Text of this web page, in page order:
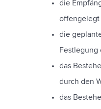
die
offengelegt
die
Festlegung
das
durch den
das